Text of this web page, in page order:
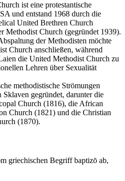
ist eine protestantische
und entstand 1968 durch die
United Brethren Church
Methodist Church (gegründet 1939).
der Methodisten möchte
Church anschließen, während
die United Methodist Church zu
Lehren über Sexualität
methodistische Strömungen
gegründet, darunter die
Church (1816), die African
Church (1821) und die Christian
(1870).
griechischen Begriff baptizō ab,